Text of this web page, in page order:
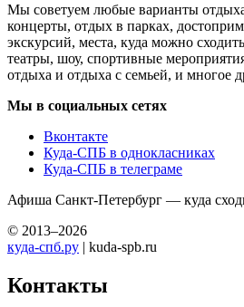
Мы советуем любые варианты
концерты, отдых в парках,
экскурсий, места, куда можно
театры, шоу, спортивные
отдыха и отдыха с семьей, и многое
Мы в социальных сетях
Вконтакте
Куда-СПБ в однокласниках
Куда-СПБ в телеграме
Афиша Санкт-Петербург — куда
© 2013–2026
куда-спб.ру | kuda-spb.ru
Контакты